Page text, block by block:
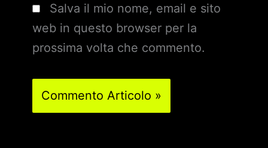
Salva il mio nome, email e sito
web in questo browser per la
prossima volta che commento.